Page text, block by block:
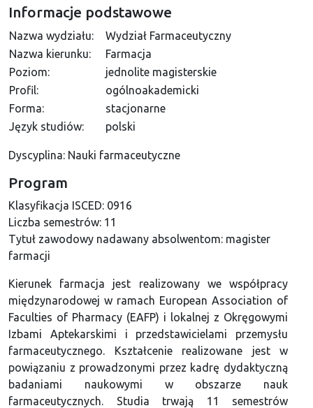
Informacje podstawowe
Nazwa wydziału:
Wydział Farmaceutyczny
Nazwa kierunku:
Farmacja
Poziom:
jednolite magisterskie
Profil:
ogólnoakademicki
Forma:
stacjonarne
Język studiów:
polski
Dyscyplina: Nauki farmaceutyczne
Program
Klasyfikacja ISCED: 0916
Liczba semestrów: 11
Tytuł zawodowy nadawany absolwentom: magister
farmacji
Kierunek farmacja jest realizowany we współpracy
międzynarodowej w ramach European Association of
Faculties of Pharmacy (EAFP) i lokalnej z Okręgowymi
Izbami Aptekarskimi i przedstawicielami przemysłu
farmaceutycznego. Kształcenie realizowane jest w
powiązaniu z prowadzonymi przez kadrę dydaktyczną
badaniami naukowymi w obszarze nauk
farmaceutycznych. Studia trwają 11 semestrów